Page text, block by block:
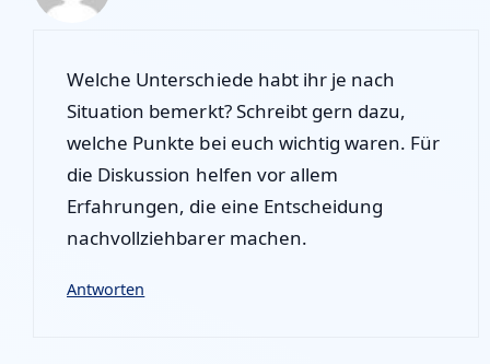
Welche Unterschiede habt ihr je nach
Situation bemerkt? Schreibt gern dazu,
welche Punkte bei euch wichtig waren. Für
die Diskussion helfen vor allem
Erfahrungen, die eine Entscheidung
nachvollziehbarer machen.
Antworten